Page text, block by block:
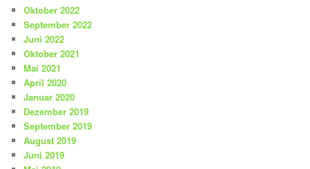
Oktober 2022
September 2022
Juni 2022
Oktober 2021
Mai 2021
April 2020
Januar 2020
Dezember 2019
September 2019
August 2019
Juni 2019